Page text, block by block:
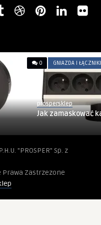
0 GNIAZDA I ŁĄCZNIKI
prospersklep
Jak zamaskować
"PROSPER" Sp. z
Prawa Zastrzezone